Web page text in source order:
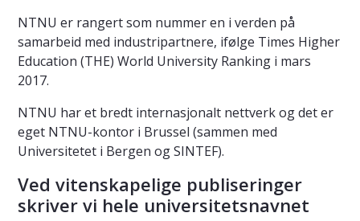
NTNU er rangert som nummer en i verden på
samarbeid med industripartnere, ifølge Times Higher
Education (THE) World University Ranking i mars
2017.
NTNU har et bredt internasjonalt nettverk og det er
eget NTNU-kontor i Brussel (sammen med
Universitetet i Bergen og SINTEF).
Ved vitenskapelige publiseringer
skriver vi hele universitetsnavnet